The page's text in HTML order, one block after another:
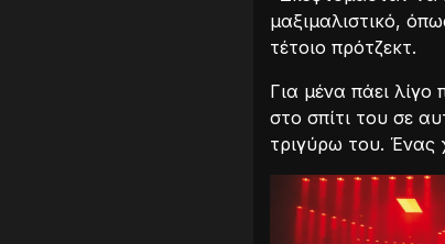
μαξιμαλιστικό,
τέτοιο πρότζεκτ.
Για μένα πάει
στο σπίτι του σε
τριγύρω του. Ένας